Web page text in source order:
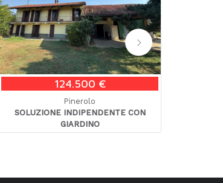
124.500 €
Pinerolo
SOLUZIONE INDIPENDENTE CON
GIARDINO